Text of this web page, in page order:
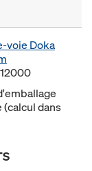
voie Doka
(calcul dans